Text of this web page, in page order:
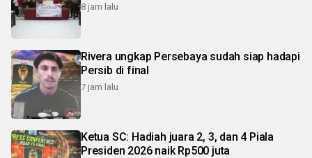
8 jam lalu
Rivera ungkap Persebaya sudah siap hadapi
Persib di final
7 jam lalu
Ketua SC: Hadiah juara 2, 3, dan 4 Piala
Presiden 2026 naik Rp500 juta